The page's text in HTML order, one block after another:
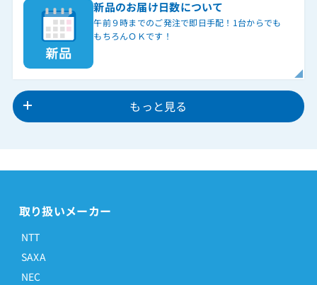
新品のお届け日数について
午前９時までのご発注で即日手配！1台からでも
もちろんＯＫです！
もっと見る
取り扱いメーカー
NTT
SAXA
NEC